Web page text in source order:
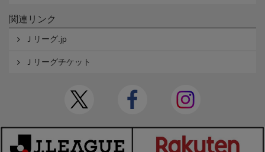
関連リンク
Ｊリーグ.jp
Ｊリーグチケット